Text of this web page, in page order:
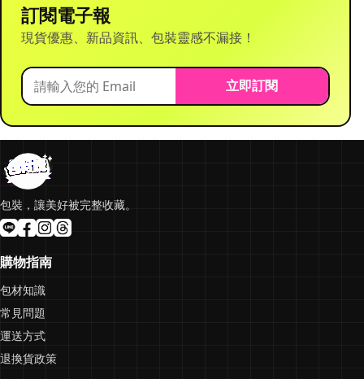
訂閱電子報
現貨優惠、新品資訊、包裝靈感不漏接！
立即訂閱
包裝，讓美好被完整收藏。
購物指南
包材知識
常見問題
運送方式
退換貨政策